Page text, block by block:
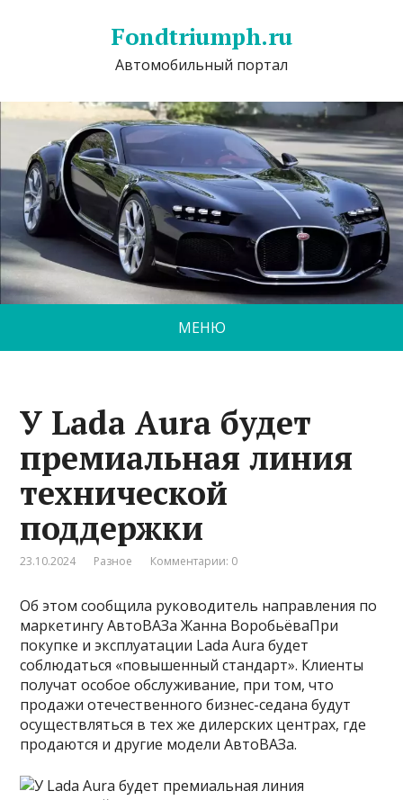
Fondtriumph.ru
Автомобильный портал
МЕНЮ
У Lada Aura будет
премиальная линия
технической
поддержки
23.10.2024 Разное Комментарии: 0
Об этом сообщила руководитель направления по
маркетингу АвтоВАЗа Жанна ВоробьёваПри
покупке и эксплуатации Lada Aura будет
соблюдаться «повышенный стандарт». Клиенты
получат особое обслуживание, при том, что
продажи отечественного бизнес-седана будут
осуществляться в тех же дилерских центрах, где
продаются и другие модели АвтоВАЗа.